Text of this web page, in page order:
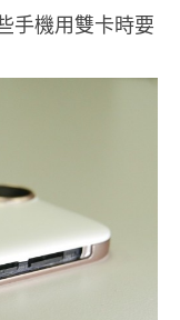
手機用雙卡時要